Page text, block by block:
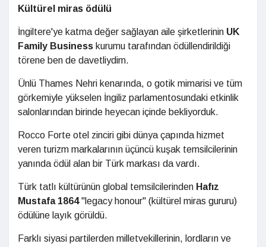
Kültürel miras ödülü
İngiltere'ye katma değer sağlayan aile şirketlerinin UK
Family Business kurumu tarafından ödüllendirildiği
törene ben de davetliydim.
Ünlü Thames Nehri kenarında, o gotik mimarisi ve tüm
görkemiyle yükselen İngiliz parlamentosundaki etkinlik
salonlarından birinde heyecan içinde bekliyorduk.
Rocco Forte otel zinciri gibi dünya çapında hizmet
veren turizm markalarının üçüncü kuşak temsilcilerinin
yanında ödül alan bir Türk markası da vardı.
Türk tatlı kültürünün global temsilcilerinden Hafız
Mustafa 1864"legacy honour" (kültürel miras gururu)
ödülüne layık görüldü.
Farklı siyasi partilerden milletvekillerinin, lordların ve